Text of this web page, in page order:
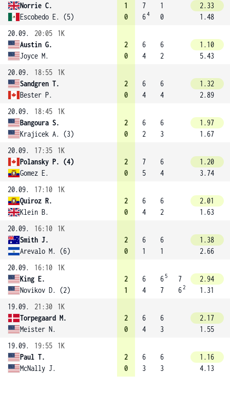
Norrie C.
Escobedo E. (5)
1
0
7
64
1
0
2.33
1.48
20.09.
20:05
1K
Austin G.
Joyce M.
2
0
6
4
6
2
1.10
5.43
20.09.
18:55
1K
Sandgren T.
Bester P.
2
0
6
4
6
4
1.32
2.89
20.09.
18:45
1K
Bangoura S.
Krajicek A. (3)
2
0
6
2
6
3
1.97
1.67
20.09.
17:35
1K
Polansky P. (4)
Gomez E.
2
0
7
5
6
4
1.20
3.74
20.09.
17:10
1K
Quiroz R.
Klein B.
2
0
6
4
6
2
2.01
1.63
20.09.
16:10
1K
Smith J.
Arevalo M. (6)
2
0
6
1
6
1
1.38
2.66
20.09.
16:10
1K
King E.
Novikov D. (2)
2
1
6
4
6 5
7
7
62
2.94
1.31
19.09.
21:30
1K
Torpegaard M.
Meister N.
2
0
6
4
6
3
2.17
1.55
19.09.
19:55
1K
Paul T.
McNally J.
2
0
6
3
6
3
1.16
4.13